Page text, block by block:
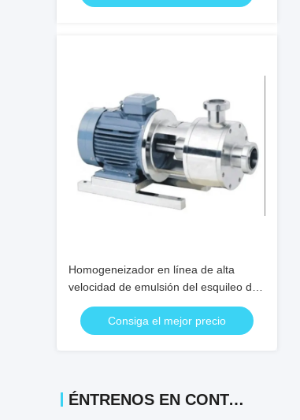
Homogeneizador en línea de alta
velocidad de emulsión del esquileo de
la categoría alimenticia del
homogeneizador de la bomba alto
Consiga el mejor precio
ÉNTRENOS EN CONTACTO CON